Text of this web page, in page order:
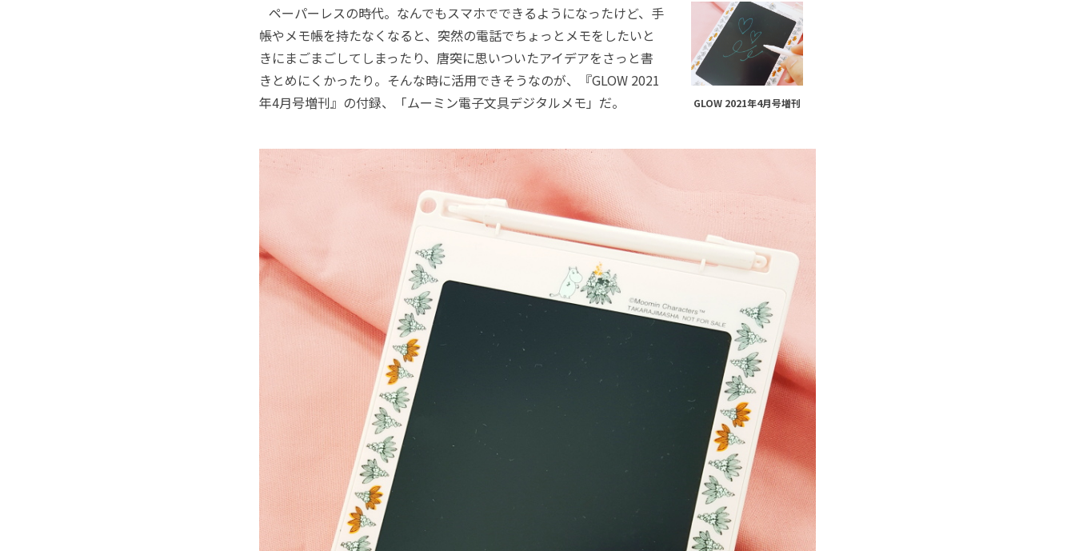
GLOW 2021年4月号増刊
ペーパーレスの時代。なんでもスマホでできるようになったけど、手
帳やメモ帳を持たなくなると、突然の電話でちょっとメモをしたいと
きにまごまごしてしまったり、唐突に思いついたアイデアをさっと書
きとめにくかったり。そんな時に活用できそうなのが、『GLOW 2021
年4月号増刊』の付録、「ムーミン電子文具デジタルメモ」だ。